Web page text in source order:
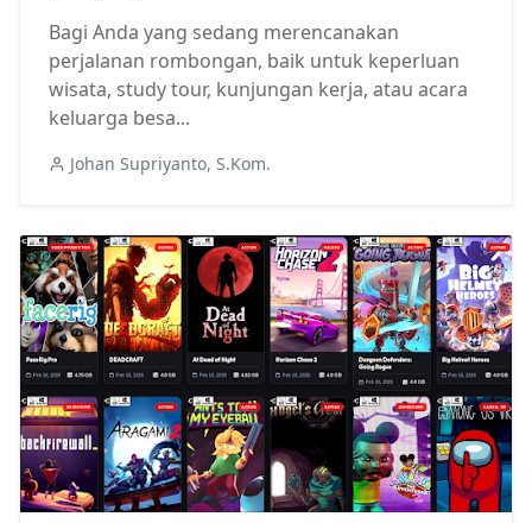
Bagi Anda yang sedang merencanakan
perjalanan rombongan, baik untuk keperluan
wisata, study tour, kunjungan kerja, atau acara
keluarga besa...
Johan Supriyanto, S.Kom.